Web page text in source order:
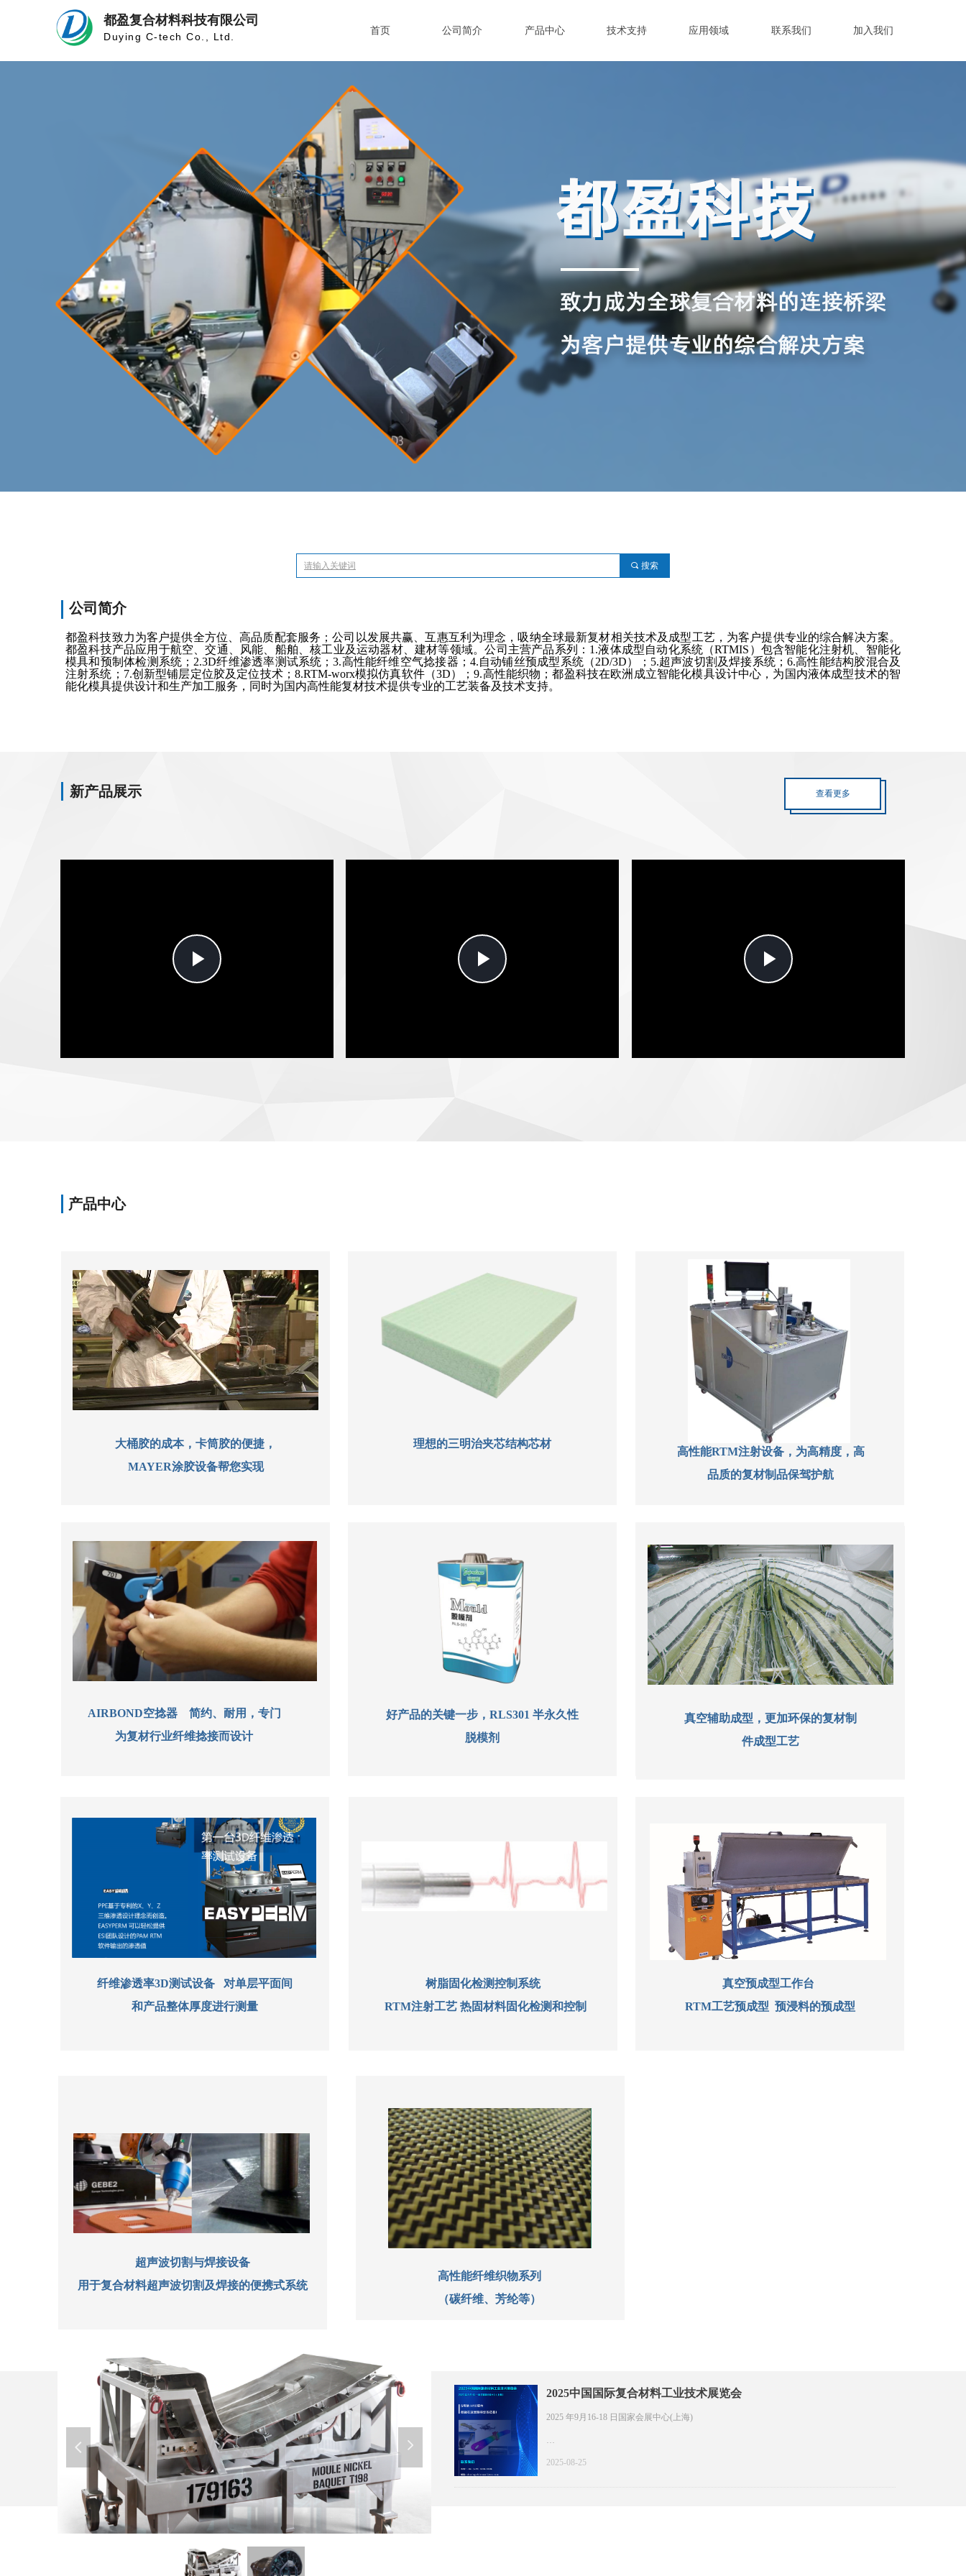
都盈复合材料科技有限公司
Duying C-tech Co., Ltd.
首页 公司简介 产品中心 技术支持 应用领域 联系我们 加入我们
끠 搜索
公司简介
都盈科技致力为客户提供全方位、高品质配套服务；公司以发展共赢、互惠互利为理念，吸纳全球最新复材相关技术及成型工艺，为客户提供专业的综合解决方案。
都盈科技产品应用于航空、交通、风能、船舶、核工业及运动器材、建材等领域。公司主营产品系列： 1.液体成型自动化系统（RTMIS）包含智能化注射机、智能化
模具和预制体检测系统；2.3D纤维渗透率测试系统；3.高性能纤维空气捻接器；4.自动铺丝预成型系统（2D/3D）；5.超声波切割及焊接系统；6.高性能结构胶混合及
注射系统；7.创新型铺层定位胶及定位技术；8.RTM-worx模拟仿真软件（3D）；9.高性能织物 ；都盈科技在欧洲成立智能化模具设计中心，为国内液体成型技术的智
能化模具提供设计和生产加工服务，同时为国内高性能复材技术提供专业的工艺装备及技术支持。
理想的三明治夹芯结构芯材
公司动态
넳 넲
2025中国国际复合材料工业技术展览会
2025 年9月16-18 日国家会展中心(上海)
5号馆 H16展台都盈在这里期待您的莅临!
2025-08-25
新产品展示
Play
查看更多
Play
Play
产品中心
大桶胶的成本，卡筒胶的便捷，
MAYER涂胶设备帮您实现
高性能RTM注射设备，为高精度，高
品质的复材制品保驾护航
AIRBOND空捻器 简约、耐用，专门
为复材行业纤维捻接而设计
好产品的关键一步，RLS301 半永久性
脱模剂
高性能RTM注射设备，为高精度，高
品质的复材制品保驾护航
按钮
真空辅助成型，更加环保的复材制
件成型工艺
纤维渗透率3D测试设备 对单层平面间
和产品整体厚度进行测量
树脂固化检测控制系统
RTM注射工艺 热固材料固化检测和控制
真空预成型工作台
RTM工艺预成型 预浸料的预成型
超声波切割与焊接设备
用于复合材料超声波切割及焊接的便携式系统
高性能纤维织物系列
（碳纤维、芳纶等）